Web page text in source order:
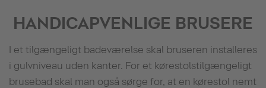
HANDICAPVENLIGE BRUSERE
I et tilgængeligt badeværelse skal bruseren installeres
i gulvniveau uden kanter. For et kørestolstilgængeligt
brusebad skal man også sørge for, at en kørestol nemt